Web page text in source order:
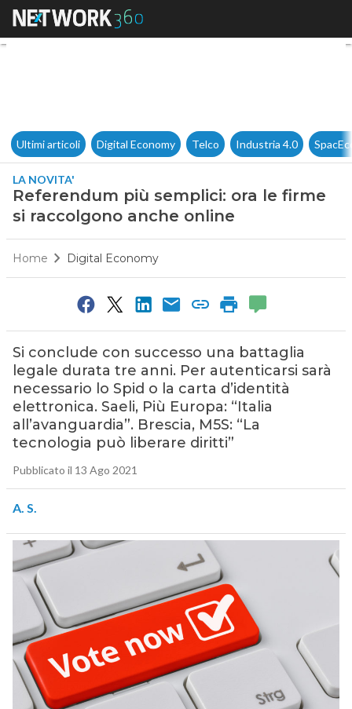
Referendum più semplici:
Ultimi articoli Digital Economy Telco Industria 4.0
LA NOVITA'
Referendum più semplici: ora le firme
si raccolgono anche online
Home Digital Economy
Si conclude con successo una battaglia
legale durata tre anni. Per autenticarsi sarà
necessario lo Spid o la carta d’identità
elettronica. Saeli, Più Europa: “Italia
all’avanguardia”. Brescia, M5S: “La
tecnologia può liberare diritti”
Pubblicato il 13 Ago 2021
A. S.